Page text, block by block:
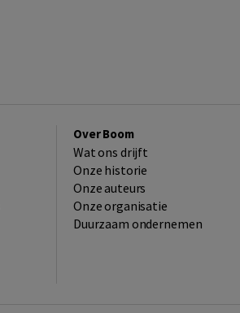
Over Boom
Wat ons drijft
Onze historie
Onze auteurs
Onze organisatie
Duurzaam ondernemen